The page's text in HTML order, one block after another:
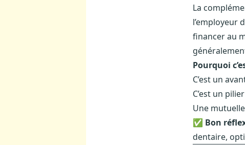
La
l’employeur
financer au
Pourquoi
C’est un
C’est un
Une
✅ Bon
dentaire,